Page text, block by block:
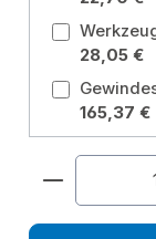
28,05 €
165,37 €
Produkt